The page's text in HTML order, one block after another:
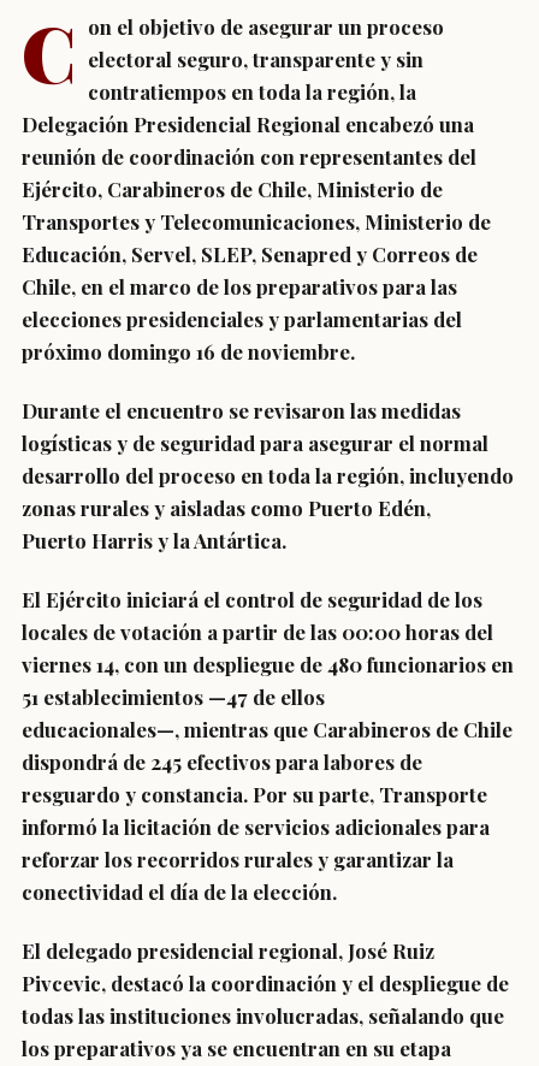
C
on el objetivo de asegurar un proceso
electoral seguro, transparente y sin
contratiempos en toda la región, la
Delegación Presidencial Regional encabezó una
reunión de coordinación con representantes del
Ejército, Carabineros de Chile, Ministerio de
Transportes y Telecomunicaciones, Ministerio de
Educación, Servel, SLEP, Senapred y Correos de
Chile, en el marco de los preparativos para las
elecciones presidenciales y parlamentarias del
próximo domingo 16 de noviembre.
Durante el encuentro se revisaron las medidas
logísticas y de seguridad para asegurar el normal
desarrollo del proceso en toda la región, incluyendo
zonas rurales y aisladas como Puerto Edén,
Puerto Harris y la Antártica.
El Ejército iniciará el control de seguridad de los
locales de votación a partir de las 00:00 horas del
viernes 14, con un despliegue de 480 funcionarios en
51 establecimientos —47 de ellos
educacionales—, mientras que Carabineros de Chile
dispondrá de 245 efectivos para labores de
resguardo y constancia. Por su parte, Transporte
informó la licitación de servicios adicionales para
reforzar los recorridos rurales y garantizar la
conectividad el día de la elección.
El delegado presidencial regional, José Ruiz
Pivcevic, destacó la coordinación y el despliegue de
todas las instituciones involucradas, señalando que
los preparativos ya se encuentran en su etapa